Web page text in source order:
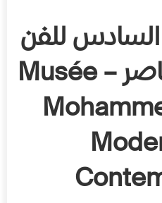
للفن
الحديث والمعاصر – Musée